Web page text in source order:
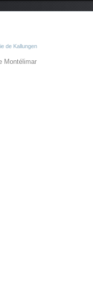
de Kallungen
Montélimar